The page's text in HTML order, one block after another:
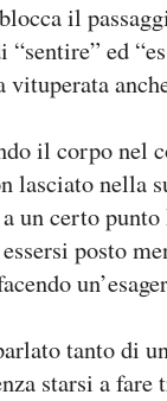
il
ed
il corpo nel
lasciato nella
un certo
posto
tanto di
starsi a fare